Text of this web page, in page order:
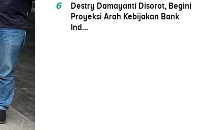
6
Destry Damayanti Disorot, Begini
Proyeksi Arah Kebijakan Bank
Ind...